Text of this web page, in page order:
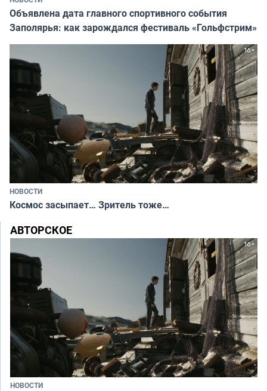
Объявлена дата главного спортивного события
Заполярья: как зарождался фестиваль «Гольфстрим»
НОВОСТИ
Космос засыпает… Зритель тоже…
АВТОРСКОЕ
НОВОСТИ